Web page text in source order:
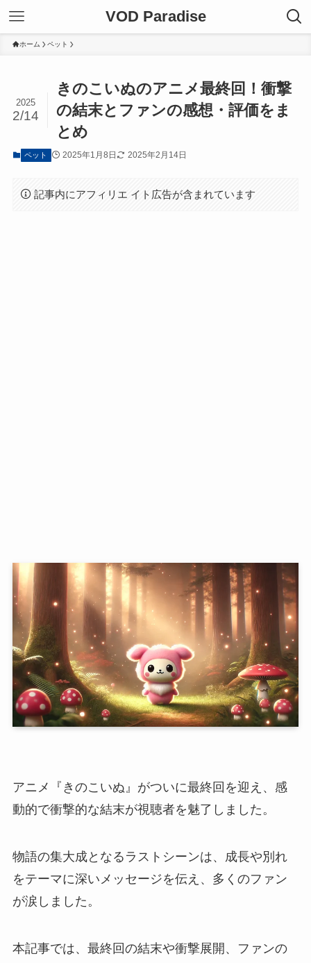
VOD Paradise
ホーム ペット
きのこいぬのアニメ最終回！衝撃
の結末とファンの感想・評価をま
とめ
2025
2/14
ペット 2025年1月8日 2025年2月14日
記事内にアフィリエ イト広告が含まれています
アニメ『きのこいぬ』がついに最終回を迎え、感
動的で衝撃的な結末が視聴者を魅了しました。
物語の集大成となるラストシーンは、成長や別れ
をテーマに深いメッセージを伝え、多くのファン
が涙しました。
本記事では、最終回の結末や衝撃展開、ファンの